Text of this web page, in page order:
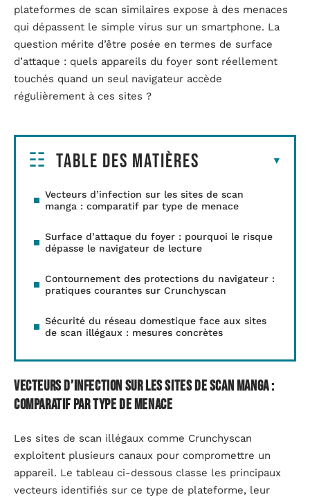
plateformes de scan similaires expose à des menaces
qui dépassent le simple virus sur un smartphone. La
question mérite d’être posée en termes de surface
d’attaque : quels appareils du foyer sont réellement
touchés quand un seul navigateur accède
régulièrement à ces sites ?
Table des matières
Vecteurs d’infection sur les sites de scan
manga : comparatif par type de menace
Surface d’attaque du foyer : pourquoi le risque
dépasse le navigateur de lecture
Contournement des protections du navigateur :
pratiques courantes sur Crunchyscan
Sécurité du réseau domestique face aux sites
de scan illégaux : mesures concrètes
Vecteurs d’infection sur les sites de scan manga :
comparatif par type de menace
Les sites de scan illégaux comme Crunchyscan
exploitent plusieurs canaux pour compromettre un
appareil. Le tableau ci-dessous classe les principaux
vecteurs identifiés sur ce type de plateforme, leur